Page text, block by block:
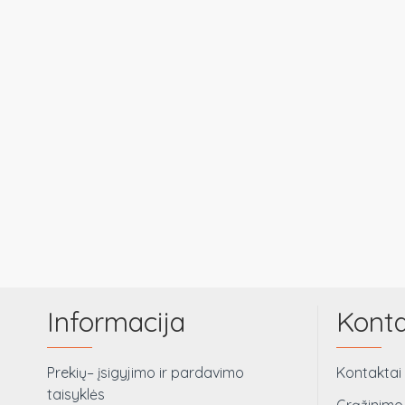
Informacija
Prekių– įsigyjimo ir pardavimo
taisyklės
Kontaktai